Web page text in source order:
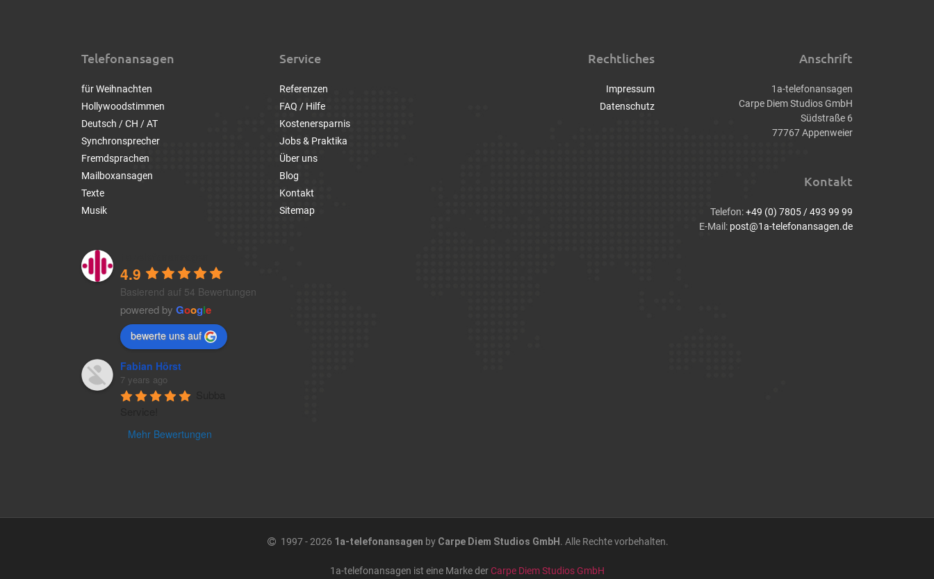
Telefonansagen
für Weihnachten
Hollywoodstimmen
Deutsch / CH / AT
Synchronsprecher
Fremdsprachen
Mailboxansagen
Texte
Musik
4.9
Basierend auf 54 Bewertungen
powered by Google
bewerte uns auf
Fabian Hörst
7 years ago
Mehr Bewertungen
Service
Referenzen
FAQ / Hilfe
Kostenersparnis
Jobs & Praktika
Über uns
Blog
Kontakt
Sitemap
Rechtliches
Impressum
Datenschutz
Anschrift
1a-telefonansagen
Carpe Diem Studios GmbH
Südstraße 6
77767 Appenweier
Kontakt
Telefon:+49 (0) 7805 / 493 99 99
E-Mail: post@1a-telefonansagen.de
1997 - 2026 1a-telefonansagen by Carpe Diem Studios GmbH . Alle Rechte vorbehalten.
1a-telefonansagen ist eine Marke derCarpe Diem Studios GmbH